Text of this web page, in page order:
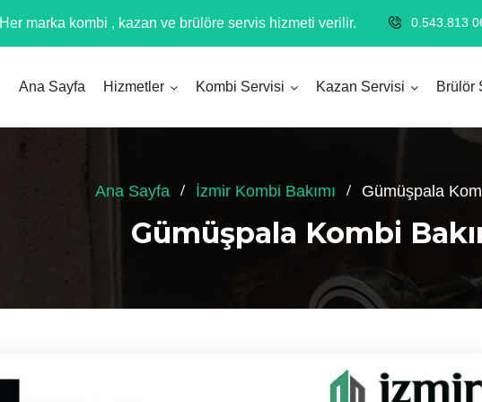
Her marka kombi , kazan ve brülöre servis hizmeti verilir. 0.543.813
Ana Sayfa Hizmetler Kombi Servisi Kazan Servisi Brülör
Ana Sayfa İzmir Kombi Bakımı Gümüşpala
Gümüşpala Kombi